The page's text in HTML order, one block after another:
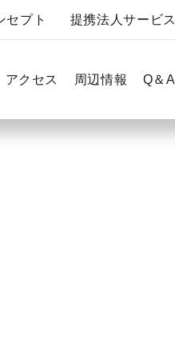
アクセス 周辺情報 Q＆A
セプト 提携法人サービス